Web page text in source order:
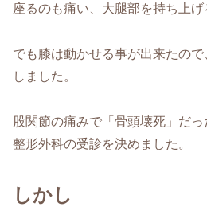
座るのも痛い、大腿部を持ち上げ
でも膝は動かせる事が出来たの
しました。
股関節の痛みで「骨頭壊死」だ
整形外科の受診を決めました。
しかし